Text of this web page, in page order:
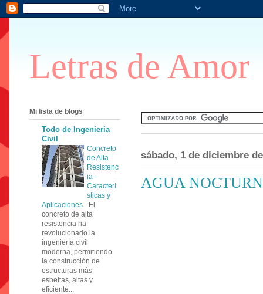
Letras de Amor
sábado, 1 de diciembre
AGUA
Mi lista de blogs
Todo de Ingenieria
Civil
Concreto
de Alta
Resistenc
ia -
Caracterí
sticas y
Aplicaciones - El
concreto de alta
resistencia ha
revolucionado la
ingeniería civil
moderna, permitiendo
la construcción de
estructuras más
esbeltas, altas y
eficiente...